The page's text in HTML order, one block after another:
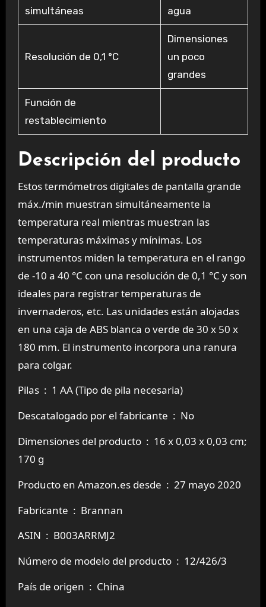
simultáneas
agua
Resolución de 0,1 °C
Dimensiones
un poco
grandes
Función de
restablecimiento
Descripción del producto
Estos termómetros digitales de pantalla grande
máx./min muestran simultáneamente la
temperatura real mientras muestran las
temperaturas máximas y mínimas. Los
instrumentos miden la temperatura en el rango
de -10 a 40 °C con una resolución de 0,1 °C y son
ideales para registrar temperaturas de
invernaderos, etc. Las unidades están alojadas
en una caja de ABS blanca o verde de 30 x 50 x
180 mm. El instrumento incorpora una ranura
para colgar.
Pilas ‏ : ‎ 1 AA (Tipo de pila necesaria)
Descatalogado por el fabricante ‏ : ‎ No
Dimensiones del producto ‏ : ‎ 16 x 0,03 x 0,03 cm;
170 g
Producto en Amazon.es desde ‏ : ‎ 27 mayo 2020
Fabricante ‏ : ‎ Brannan
ASIN ‏ : ‎ B003ARRMJ2
Número de modelo del producto ‏ : ‎ 12/426/3
País de origen ‏ : ‎ China